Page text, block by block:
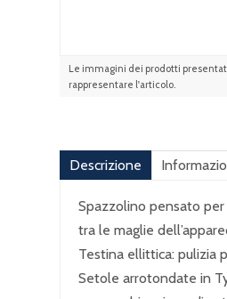
Le immagini dei prodotti
rappresentare l'articolo.
Descrizione
Spazzolino pensato
tra le maglie
Testina ellittica: pulizia
Setole arrotondate in